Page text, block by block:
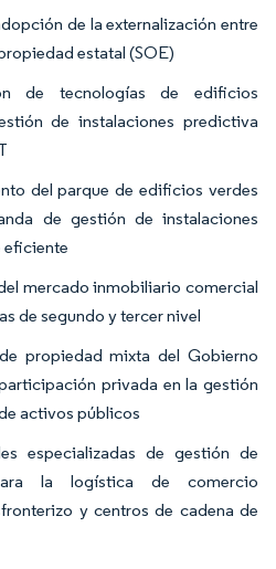
de la externalización entre
estatal (SOE)
de tecnologías de edificios
de instalaciones predictiva
del parque de edificios verdes
de gestión de instalaciones
eficiente
mercado inmobiliario comercial
de segundo y tercer nivel
propiedad mixta del Gobierno
privada en la gestión
activos públicos
especializadas de gestión de
la logística de comercio
y centros de cadena de